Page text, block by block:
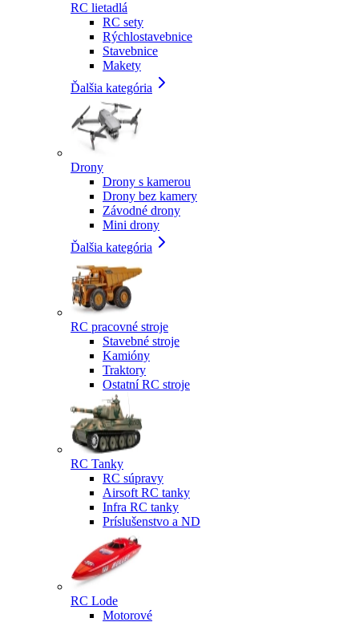
RC lietadlá
RC sety
Rýchlostavebnice
Stavebnice
Makety
Ďalšia kategória
Drony
Drony s kamerou
Drony bez kamery
Závodné drony
Mini drony
Ďalšia kategória
RC pracovné stroje
Stavebné stroje
Kamióny
Traktory
Ostatní RC stroje
RC Tanky
RC súpravy
Airsoft RC tanky
Infra RC tanky
Príslušenstvo a ND
RC Lode
Motorové